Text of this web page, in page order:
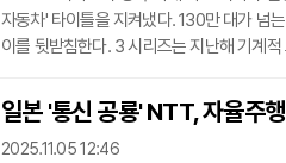
자동차' 타이틀을 지켜냈다. 130만 대가 넘
이를 뒷받침한다. 3 시리즈는 지난해 기계
Fleetnews가 보도에 따르면, 독일 뮌헨 기
자리를 내준 뒤, 8년간 유지했던 왕좌를 되
크게 도약하며 주목을 받았다. 기아는 신뢰
일본 '통신 공룡' NTT, 자율주
2025.11.05 12:46